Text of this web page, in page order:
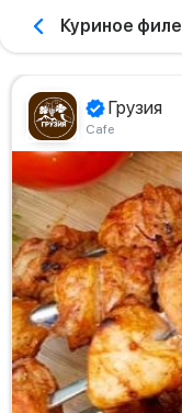
Куриное филе
Грузия
Сafe